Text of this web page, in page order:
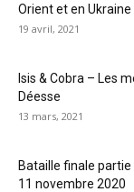
Orient et en Ukraine
19 avril, 2021
Isis & Cobra – Les
Déesse
13 mars, 2021
Bataille finale
11 novembre 2020